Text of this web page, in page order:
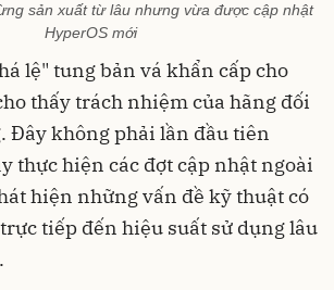
sản xuất từ lâu nhưng vừa được cập nhật
HyperOS mới
lệ" tung bản vá khẩn cấp cho
thấy trách nhiệm của hãng đối
Đây không phải lần đầu tiên
thực hiện các đợt cập nhật ngoài
hiện những vấn đề kỹ thuật có
tiếp đến hiệu suất sử dụng lâu